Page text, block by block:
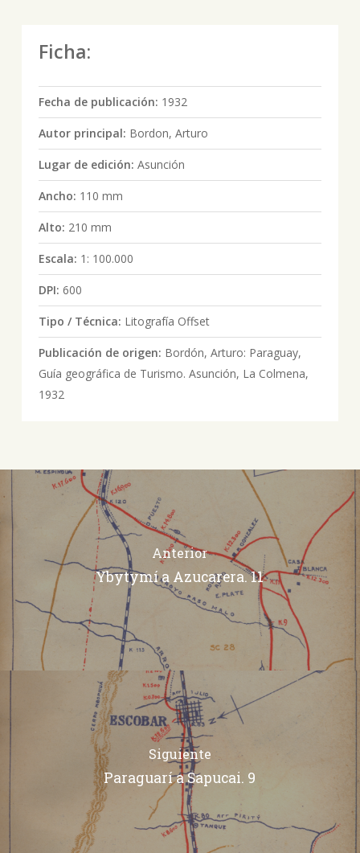
Ficha:
Fecha de publicación: 1932
Autor principal: Bordon, Arturo
Lugar de edición: Asunción
Ancho: 110 mm
Alto: 210 mm
Escala: 1: 100.000
DPI: 600
Tipo / Técnica: Litografía Offset
Publicación de origen: Bordón, Arturo: Paraguay,
Guía geográfica de Turismo. Asunción, La Colmena,
1932
Anterior
Ybytymí a Azucarera. 11
Siguiente
Paraguarí a Sapucai. 9